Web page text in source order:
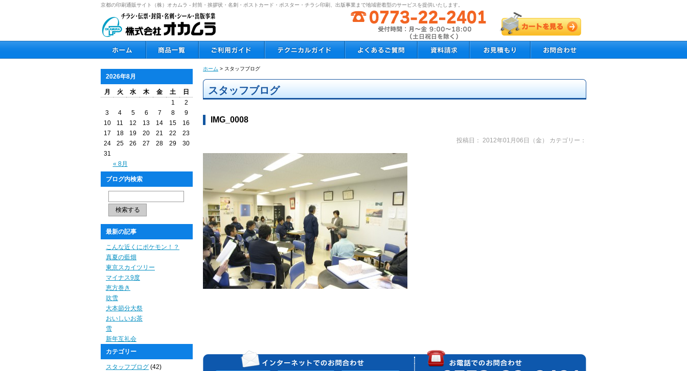
京都の印刷通販サイト（株）オカムラ - 封筒・挨拶状・名刺・ポストカード・ポスター・チラシ印刷、出版事業まで地域密着型のサービスを提供いたします。
ホーム > スタッフブログ
スタッフブログ
IMG_0008
投稿日： 2012年01月06日（金） カテゴリー：
2026年8月
月 火 水 木 金 土 日
« 8月
1
2
3
4 5 6 7 8
9
10
11 12 13 14 15
16
17
18 19 20 21 22
23
24
25 26 27 28 29
30
31
ブログ内検索
最新の記事
こんな近くにポケモン！？
真夏の藍畑
東京スカイツリー
マイナス9度
恵方巻き
吹雪
大本節分大祭
おいしいお茶
雪
新年互礼会
カテゴリー
スタッフブログ (42)